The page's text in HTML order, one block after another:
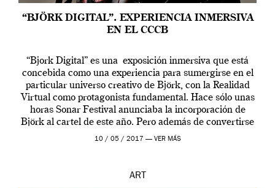
“BJÖRK DIGITAL”. EXPERIENCIA INMERSIVA
EN EL CCCB
“Bjork Digital” es una exposición inmersiva que está
concebida como una experiencia para sumergirse en el
particular universo creativo de Björk, con la Realidad
Virtual como protagonista fundamental. Hace sólo unas
horas Sonar Festival anunciaba la incorporación de
Björk al cartel de este año. Pero además de convertirse
en una de las actuaciones más relevantes […]
10 / 05 / 2017 — VER MÁS
ART